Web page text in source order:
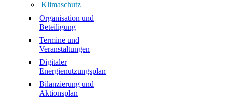
Klimaschutz
Organisation und
Beteiligung
Termine und
Veranstaltungen
Digitaler
Energienutzungsplan
Bilanzierung und
Aktionsplan